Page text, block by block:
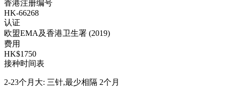
香港注册编号
HK-66268
认证
欧盟EMA及香港卫生署 (2019)
费用
HK$1750
接种时间表
2-23个月大: 三针,最少相隔 2个月